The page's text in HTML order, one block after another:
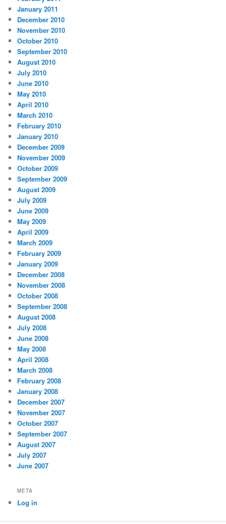
January 2011
December 2010
November 2010
October 2010
September 2010
August 2010
July 2010
June 2010
May 2010
April 2010
March 2010
February 2010
January 2010
December 2009
November 2009
October 2009
September 2009
August 2009
July 2009
June 2009
May 2009
April 2009
March 2009
February 2009
January 2009
December 2008
November 2008
October 2008
September 2008
August 2008
July 2008
June 2008
May 2008
April 2008
March 2008
February 2008
January 2008
December 2007
November 2007
October 2007
September 2007
August 2007
July 2007
June 2007
META
Log in